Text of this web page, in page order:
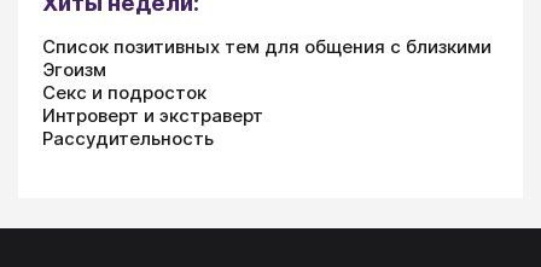
Список позитивных тем для общения с близкими
Эгоизм
Секс и подросток
Интроверт и экстраверт
Рассудительность